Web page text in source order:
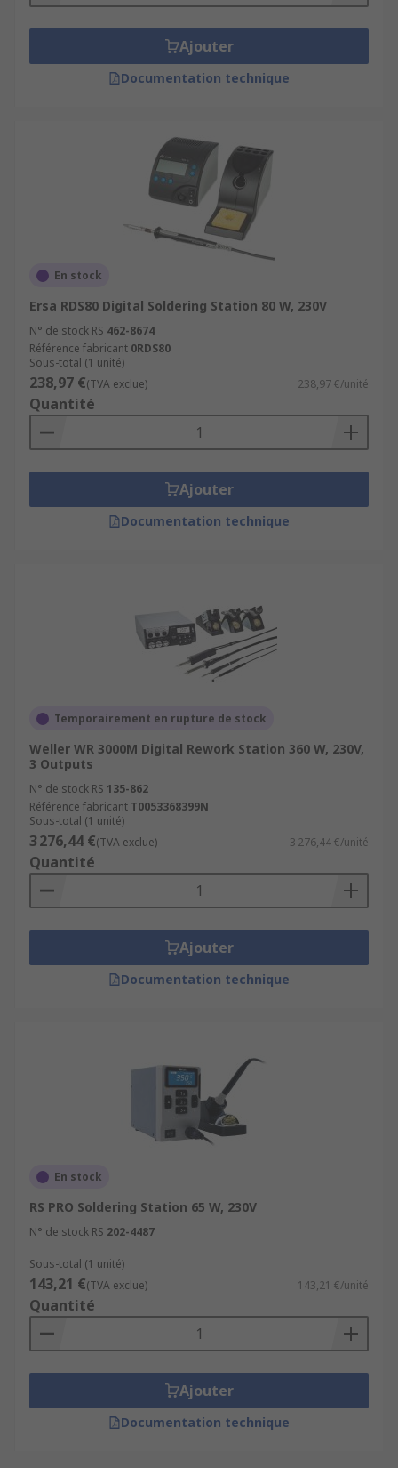
Ajouter
Documentation technique
En stock
Ersa RDS80 Digital Soldering Station 80 W, 230V
N° de stock RS 462-8674
Référence fabricant 0RDS80
Sous-total (1 unité)
238,97 €(TVA exclue) 238,97 €/unité
Quantité
Ajouter
Documentation technique
Temporairement en rupture de stock
Weller WR 3000M Digital Rework Station 360 W, 230V,
3 Outputs
N° de stock RS 135-862
Référence fabricant T0053368399N
Sous-total (1 unité)
3 276,44 €(TVA exclue) 3 276,44 €/unité
Quantité
Ajouter
Documentation technique
En stock
RS PRO Soldering Station 65 W, 230V
N° de stock RS 202-4487
Sous-total (1 unité)
143,21 €(TVA exclue) 143,21 €/unité
Quantité
Ajouter
Documentation technique